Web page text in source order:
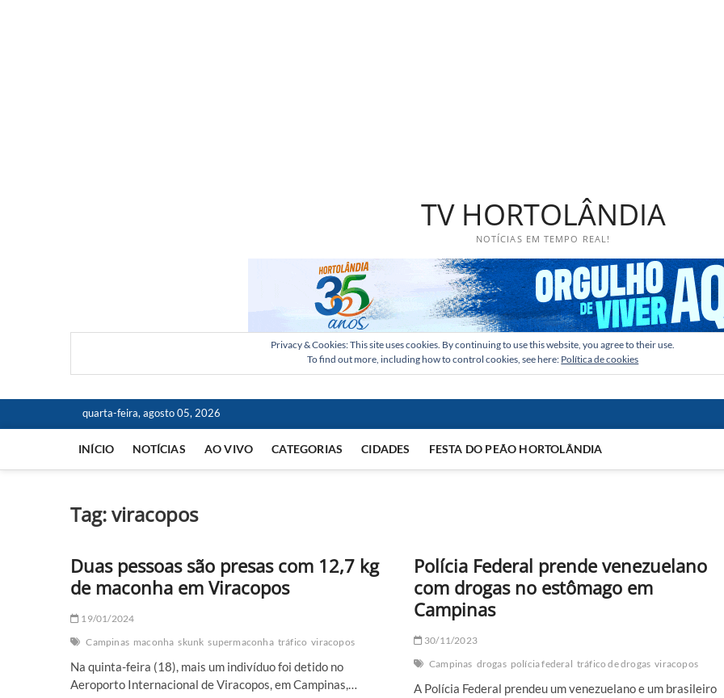
TV HORTOLÂNDIA
NOTÍCIAS EM TEMPO REAL!
Privacy & Cookies: This site uses cookies. By continuing to use this website, you agree to their use.
To find out more, including how to control cookies, see here: Política de cookies
quarta-feira, agosto 05, 2026
INÍCIO NOTÍCIAS AO VIVO CATEGORIAS CIDADES FESTA DO PEÃO HORTOLÂNDIA
Tag:viracopos
Duas pessoas são presas com 12,7 kg
de maconha em Viracopos
19/01/2024
Campinas maconha skunk supermaconha tráfico viracopos
Na quinta-feira (18), mais um indivíduo foi detido no
Aeroporto Internacional de Viracopos, em Campinas,…
Polícia Federal prende venezuelano
com drogas no estômago em
Campinas
30/11/2023
Campinas drogas polícia federal tráfico de drogas viracopos
A Polícia Federal prendeu um venezuelano e um brasileiro